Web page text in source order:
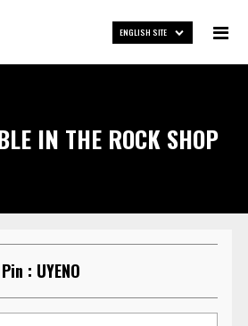
ENGLISH SITE
IN THE ROCK SHOP
: UYENO